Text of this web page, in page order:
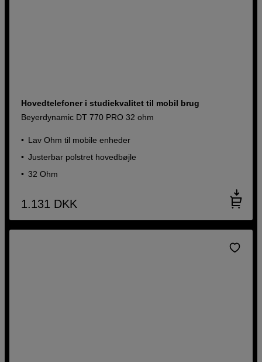
Hovedtelefoner i studiekvalitet til mobil brug
Beyerdynamic DT 770 PRO 32 ohm
Lav Ohm til mobile enheder
Justerbar polstret hovedbøjle
32 Ohm
1.131 DKK